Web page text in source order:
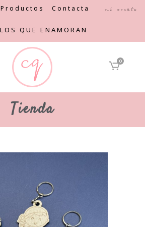
Productos Contacta Mi cuenta
QUE ENAMORAN
0
Tienda